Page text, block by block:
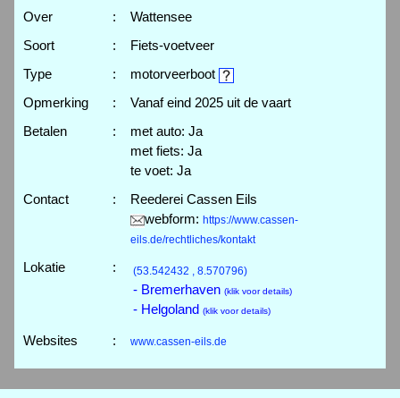
Over :
Wattensee
Soort
:
Fiets-voetveer
Type
:
motorveerboot
Opmerking
:
Vanaf eind 2025 uit de vaart
Betalen
:
met auto: Ja
met fiets: Ja
te voet: Ja
Contact
:
Reederei Cassen Eils
webform: https://www.cassen-
eils.de/rechtliches/kontakt
Lokatie : (53.542432 , 8.570796)
- Bremerhaven (klik voor details)
- Helgoland (klik voor details)
Websites : www.cassen-eils.de